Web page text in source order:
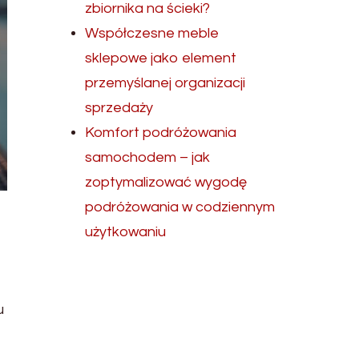
zbiornika na ścieki?
Współczesne meble
sklepowe jako element
przemyślanej organizacji
sprzedaży
Komfort podróżowania
samochodem – jak
zoptymalizować wygodę
podróżowania w codziennym
użytkowaniu